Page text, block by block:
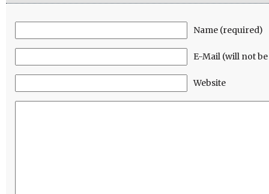
Name (required)
E-Mail (will not
Website